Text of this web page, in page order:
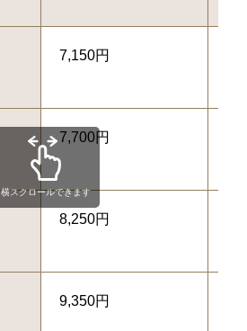
7,150円
7,700円
8,250円
9,350円
横スクロールできます